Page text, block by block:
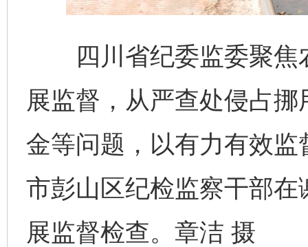
四川省纪委监委聚焦
展监督，从严查处侵占
金等问题，以有力有效
市彭山区纪检监察干部
展监督检查。章洁 摄